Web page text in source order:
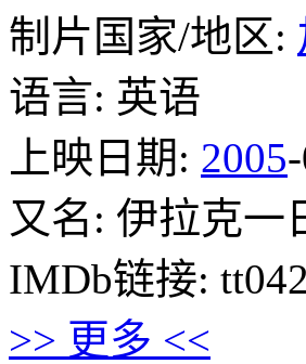
制片国家/地区:
语言: 英语
上映日期: 2005
又名: 伊拉克一
IMDb链接:
>> 更多 <<